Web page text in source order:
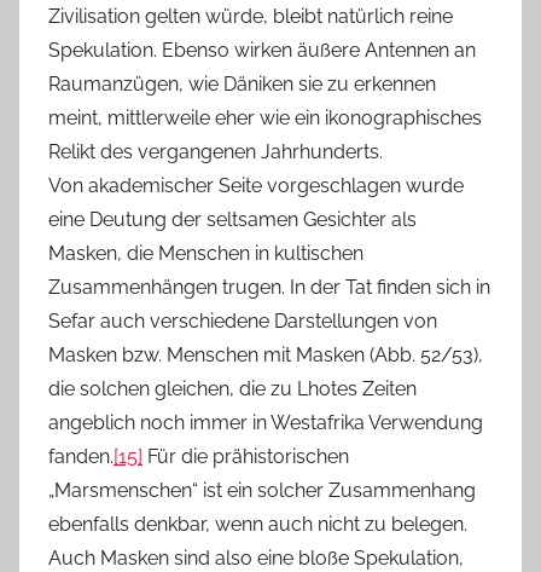
Zivilisation gelten würde, bleibt natürlich reine
Spekulation. Ebenso wirken äußere Antennen an
Raumanzügen, wie Däniken sie zu erkennen
meint, mittlerweile eher wie ein ikonographisches
Relikt des vergangenen Jahrhunderts.
Von akademischer Seite vorgeschlagen wurde
eine Deutung der seltsamen Gesichter als
Masken, die Menschen in kultischen
Zusammenhängen trugen. In der Tat finden sich in
Sefar auch verschiedene Darstellungen von
Masken bzw. Menschen mit Masken (Abb. 52/53),
die solchen gleichen, die zu Lhotes Zeiten
angeblich noch immer in Westafrika Verwendung
fanden.[15] Für die prähistorischen
„Marsmenschen“ ist ein solcher Zusammenhang
ebenfalls denkbar, wenn auch nicht zu belegen.
Auch Masken sind also eine bloße Spekulation,